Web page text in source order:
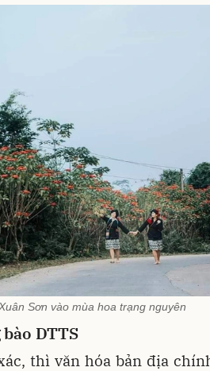
Sơn vào mùa hoa trạng nguyên
DTTS
thì văn hóa bản địa